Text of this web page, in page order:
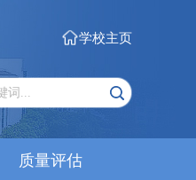
学校主页
质量评估